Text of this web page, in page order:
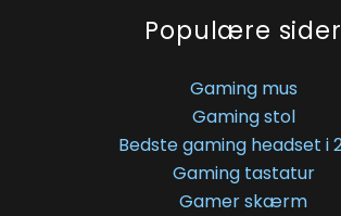
Populære sider
Gaming mus
Gaming stol
Bedste gaming headset i
Gaming tastatur
Gamer skærm